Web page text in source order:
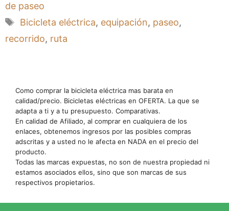
de paseo
Etiquetas
Bicicleta eléctrica, equipación, paseo,
recorrido, ruta
Como comprar la bicicleta eléctrica mas barata en
calidad/precio. Bicicletas eléctricas en OFERTA. La que se
adapta a ti y a tu presupuesto. Comparativas.
En calidad de Afiliado, al comprar en cualquiera de los
enlaces, obtenemos ingresos por las posibles compras
adscritas y a usted no le afecta en NADA en el precio del
producto.
Todas las marcas expuestas, no son de nuestra propiedad ni
estamos asociados ellos, sino que son marcas de sus
respectivos propietarios.